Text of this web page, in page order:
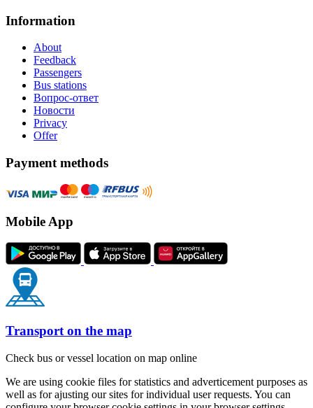
Information
About
Feedback
Passengers
Bus stations
Вопрос-ответ
Новости
Privacy
Offer
Payment methods
Mobile App
Transport on the map
Check bus or vessel location on map online
We are using cookie files for statistics and adverticement purposes as
well as for ajusting our sites for individual user requests. You can